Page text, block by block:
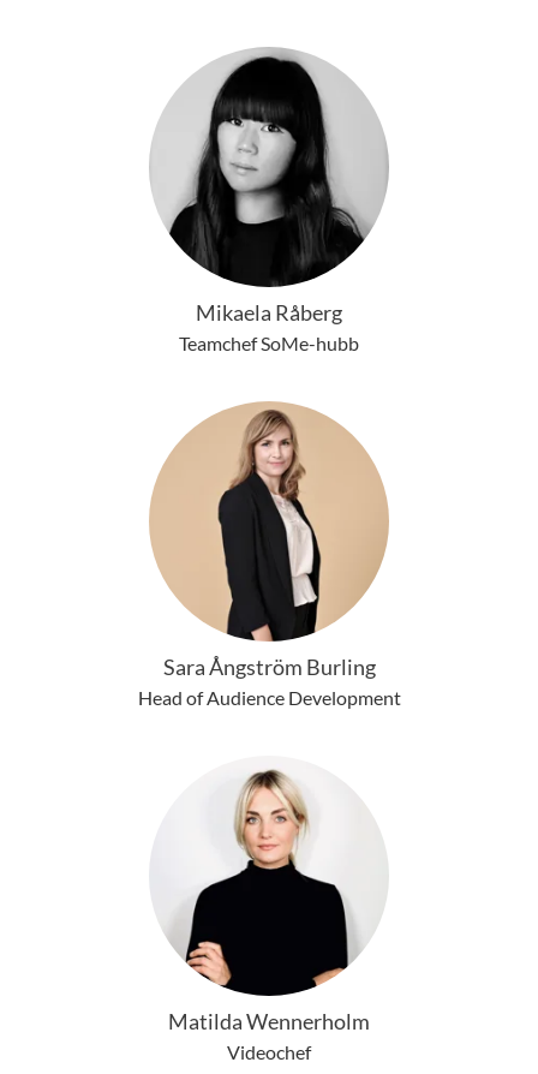
Mikaela Råberg
Teamchef SoMe-hubb
Sara Ångström Burling
Head of Audience Development
Matilda Wennerholm
Videochef